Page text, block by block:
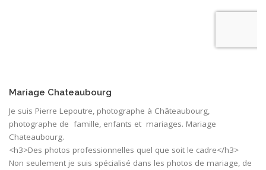
Mariage Chateaubourg
Je suis Pierre Lepoutre, photographe à Châteaubourg,
photographe de famille, enfants et mariages. Mariage
Chateaubourg.
<h3>Des photos professionnelles quel que soit le cadre</h3>
Non seulement je suis spécialisé dans les photos de mariage, de